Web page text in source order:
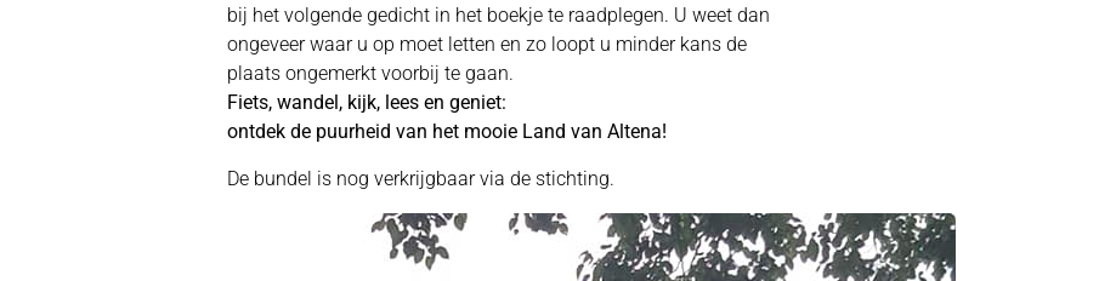
bij het volgende gedicht in het boekje te raadplegen. U weet dan
ongeveer waar u op moet letten en zo loopt u minder kans de
plaats ongemerkt voorbij te gaan.
Fiets, wandel, kijk, lees en geniet:
ontdek de puurheid van het mooie Land van Altena!
De bundel is nog verkrijgbaar via de stichting.